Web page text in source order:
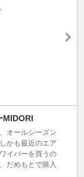
MIDORI
オールシーズン
かも最近のエア
イパーを買うの
だめもとで購入